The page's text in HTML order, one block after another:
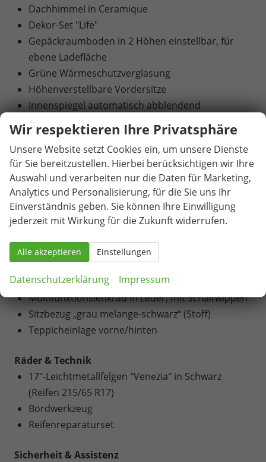
Dachhimmel in Ceramique
Dekor-Set "Life"
Gepäckraumboden in 2 Höhen einstellbar, für
ebene Ladefläche
Grüne Wärmeschutzverglasung
Höhenverstellbare Vordersitze
Innenspiegel automatisch abblendend
Klimaanlage „Air Care Climatronic“ 3-Zonen-
Klimaautomatik mit elektronischer Steuerung
auch vom Rücksitz aus steuerbar
Klimaanlage "Air Care Climatronic" mit Aktiv-
Kombifilter, Bedienelementen hinten und 2-
Zonen-Temperaturregelung
Komfortsitze vorne
Lendenwirbelstützen vorn pneumatisch
einstellbar
Mittelarmlehne vorn, mit Staufach
Multifunktionslenkrad in Leder, mit Schaltwippen
Sitzbezug „grau melange-schwarz“ (Stoff)
Teppicheinlage vorne/hinten
Räder & Technik
17"-Leichtmetallfelgen "Venezia" in Schwarz
(Reifen 215/65 R17)
Bordwerkzeug
Reifenreparaturset
Sicherheit & Assistenz
Wir respektieren Ihre Privatsphäre
Unsere Website setzt Cookies ein, um unsere Dienste
für Sie bereitzustellen. Hierbei berücksichtigen wir Ihre
Auswahl und verarbeiten nur die Daten für Marketing,
Analytics und Personalisierung, für die Sie uns Ihr
Einverständnis geben. Sie können Ihre Einwilligung
jederzeit mit Wirkung für die Zukunft widerrufen.
Alle akzeptieren Einstellungen
Datenschutzerklärung Impressum